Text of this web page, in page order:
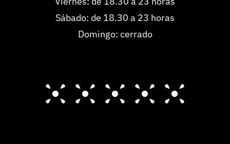
Sábado: de 18.30 a 23 horas
Domingo: cerrado